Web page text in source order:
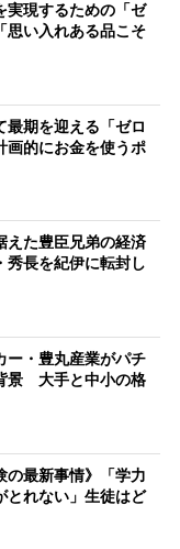
実現するための「ゼ
い入れある品こそ
最期を迎える「ゼロ
画的にお金を使うポ
えた豊臣兄弟の経済
秀長を紀伊に転封し
ー・豊丸産業がパチ
景 大手と中小の格
の最新事情》「学力
とれない」生徒はど